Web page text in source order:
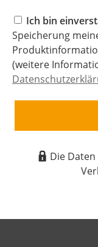
Ich bin
Speicherung
(weitere
Die